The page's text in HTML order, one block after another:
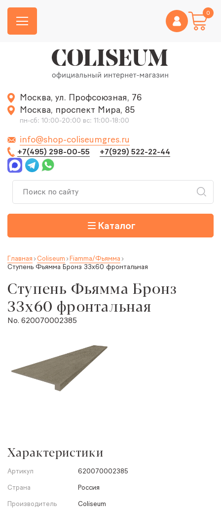
0
Москва, ул. Профсоюзная, 76
Москва, проспект Мира, 85
пн-сб: 10:00-20:00 вс: 11:00-18:00
info@shop-coliseumgres.ru
+7(495) 298-00-55 +7(929) 522-22-44
Каталог
Главная Coliseum Fiamma/Фьямма
Ступень Фьямма Бронз 33x60 фронтальная
Ступень Фьямма Бронз
33x60 фронтальная
No. 620070002385
Характеристики
Артикул
620070002385
Страна
Россия
Производитель
Coliseum